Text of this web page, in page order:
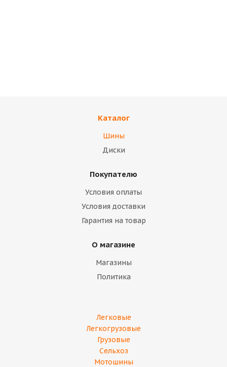
Каталог
Шины
Диски
Покупателю
Условия оплаты
Условия доставки
Гарантия на товар
О магазине
Магазины
Политика
Легковые
Легкогрузовые
Грузовые
Сельхоз
Мотошины